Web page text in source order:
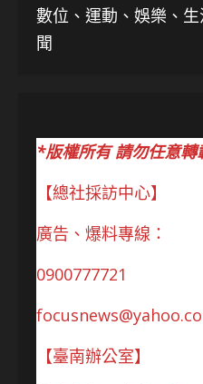
數位、運動、娛樂、
聞
*版權所有 請勿任意轉
【總社採訪中心】
廣告、爆料專線：
0900777721
【臺南辦公室】